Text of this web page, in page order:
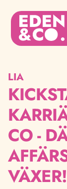
LIA
CO -
VÄXER!